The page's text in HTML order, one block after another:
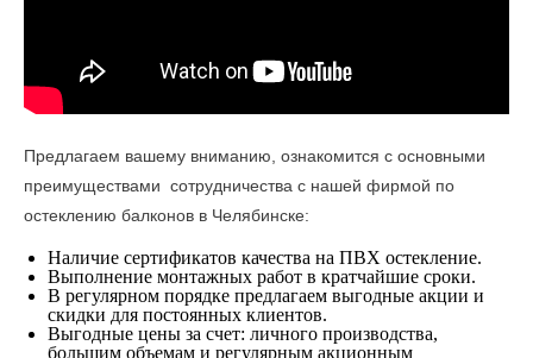
Предлагаем вашему вниманию, ознакомится с основными
преимуществами сотрудничества с нашей фирмой по
остеклению балконов в Челябинске:
Наличие сертификатов качества на ПВХ остекление.
Выполнение монтажных работ в кратчайшие сроки.
В регулярном порядке предлагаем выгодные акции и
скидки для постоянных клиентов.
Выгодные цены за счет: личного производства,
большим объемам и регулярным акционным